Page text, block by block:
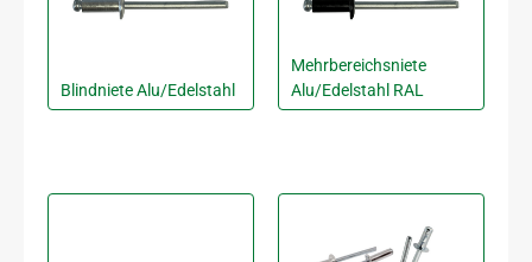
Blindniete Alu/Edelstahl
Mehrbereichsniete
Alu/Edelstahl RAL